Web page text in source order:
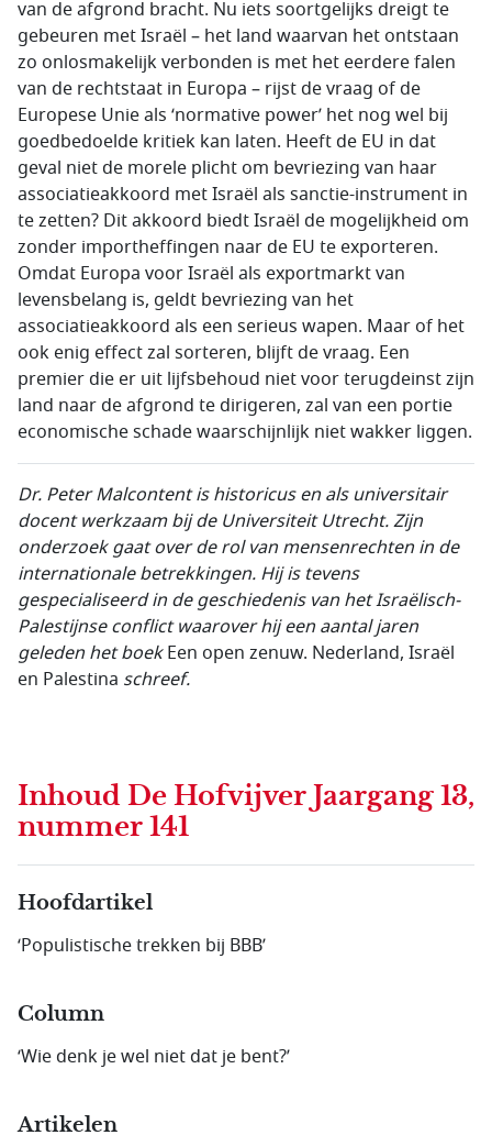
van de afgrond bracht. Nu iets soortgelijks dreigt te
gebeuren met Israël – het land waarvan het ontstaan
zo onlosmakelijk verbonden is met het eerdere falen
van de rechtstaat in Europa – rijst de vraag of de
Europese Unie als ‘normative power’ het nog wel bij
goedbedoelde kritiek kan laten. Heeft de EU in dat
geval niet de morele plicht om bevriezing van haar
associatieakkoord met Israël als sanctie-instrument in
te zetten? Dit akkoord biedt Israël de mogelijkheid om
zonder importheffingen naar de EU te exporteren.
Omdat Europa voor Israël als exportmarkt van
levensbelang is, geldt bevriezing van het
associatieakkoord als een serieus wapen. Maar of het
ook enig effect zal sorteren, blijft de vraag. Een
premier die er uit lijfsbehoud niet voor terugdeinst zijn
land naar de afgrond te dirigeren, zal van een portie
economische schade waarschijnlijk niet wakker liggen.
Dr. Peter Malcontent is historicus en als universitair
docent werkzaam bij de Universiteit Utrecht. Zijn
onderzoek gaat over de rol van mensenrechten in de
internationale betrekkingen. Hij is tevens
gespecialiseerd in de geschiedenis van het Israëlisch-
Palestijnse conflict waarover hij een aantal jaren
geleden het boekEen open zenuw. Nederland, Israël
en Palestina schreef.
Inhoud De Hofvijver Jaargang 13,
nummer 141
Hoofdartikel
‘Populistische trekken bij BBB’
Column
‘Wie denk je wel niet dat je bent?’
Artikelen